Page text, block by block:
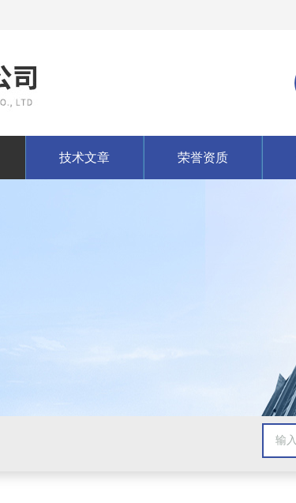
技术文章 荣誉资质